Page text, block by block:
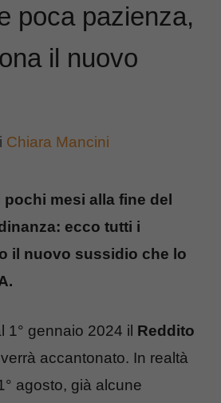
poca pazienza,
il nuovo
Chiara Mancini
pochi mesi alla fine del
ecco tutti i
il nuovo sussidio che lo
1° gennaio 2024 il Reddito
verrà accantonato. In realtà
agosto, già alcune